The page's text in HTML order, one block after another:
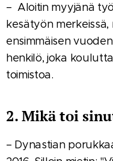
– Aloitin myyjänä
kesätyön merkeissä,
ensimmäisen
henkilö, joka
toimistoa.
2. Mikä toi
– Dynastian